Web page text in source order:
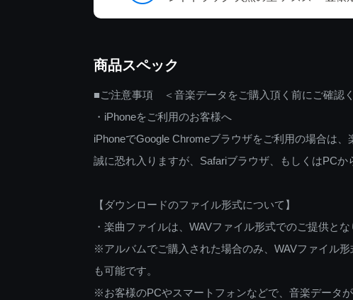
商品スペック
■ご注意事項 ＜音楽データをご購入頂く前にご確認
・iPhoneをご利用のお客様へ
iPhoneでGoogle Chromeブラウザをご利用の場合は
誠に恐れ入りますが、Safariブラウザ、もしくはPC
【ダウンロードのファイル形式について】
・楽曲ファイルは、WAVファイル形式でのご提供とな
※アルバムでご購入された場合のみ、WAVファイル
も可能です。
※お客様のPCやスマートフォンなどで、音楽データ